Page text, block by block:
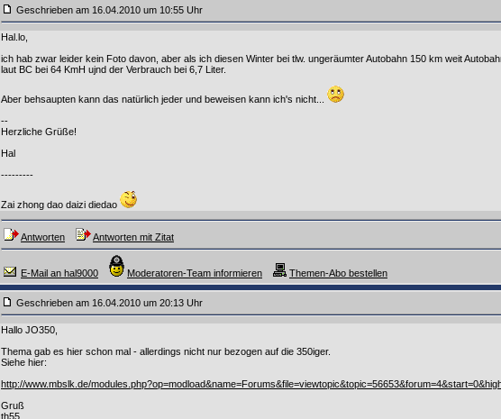
Geschrieben am 16.04.2010 um 10:55 Uhr
Hal.lo,
ich hab zwar leider kein Foto davon, aber als ich diesen Winter bei tlw. ungeräumter Autobahn 150 km weit
laut BC bei 64 KmH ujnd der Verbrauch bei 6,7 Liter.
Aber behsaupten kann das natürlich jeder und beweisen kann ich's nicht...
--
Herzliche Grüße!
Hal
---------
Zai zhong dao daizi diedao
Antworten Antworten mit Zitat
E-Mail an hal9000 Moderatoren-Team informieren Themen-Abo bestellen
Geschrieben am 16.04.2010 um 20:13 Uhr
Hallo JO350,
Thema gab es hier schon mal - allerdings nicht nur bezogen auf die 350iger.
Siehe hier:
http://www.mbslk.de/
Gruß
th55